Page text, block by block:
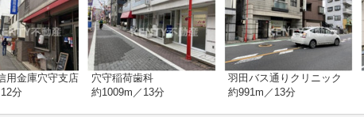
用金庫穴守支店
分
穴守稲荷歯科
約1009m／13分
羽田バス通りクリニック
約991m／13分